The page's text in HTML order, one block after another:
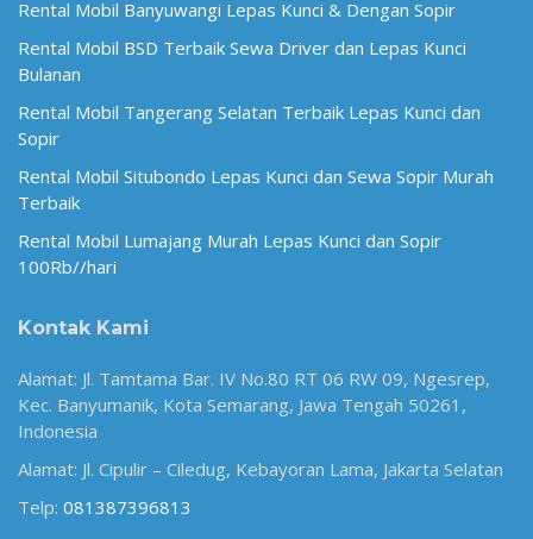
Rental Mobil Banyuwangi Lepas Kunci & Dengan Sopir
Rental Mobil BSD Terbaik Sewa Driver dan Lepas Kunci
Bulanan
Rental Mobil Tangerang Selatan Terbaik Lepas Kunci dan
Sopir
Rental Mobil Situbondo Lepas Kunci dan Sewa Sopir Murah
Terbaik
Rental Mobil Lumajang Murah Lepas Kunci dan Sopir
100Rb//hari
Kontak Kami
Alamat: Jl. Tamtama Bar. IV No.80 RT 06 RW 09, Ngesrep,
Kec. Banyumanik, Kota Semarang, Jawa Tengah 50261,
Indonesia
Alamat: Jl. Cipulir – Ciledug, Kebayoran Lama, Jakarta Selatan
Telp: 081387396813